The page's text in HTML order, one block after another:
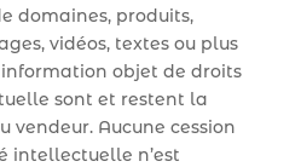
domaines, produits,
vidéos, textes ou plus
objet de droits
sont et restent la
vendeur. Aucune cession
intellectuelle n’est